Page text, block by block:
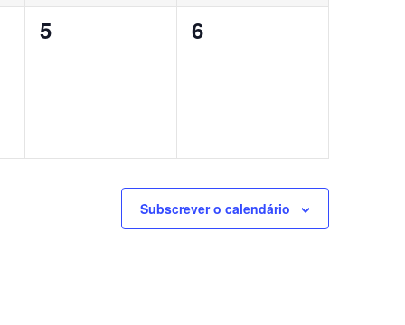
0
5
0
6
Subscrever o calendário